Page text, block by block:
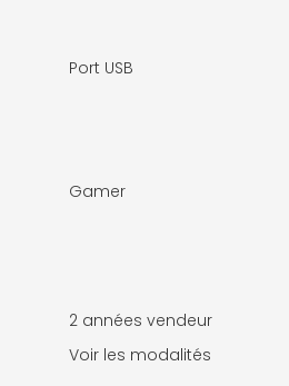
Port USB
Gamer
2 années vendeur
Voir les modalités